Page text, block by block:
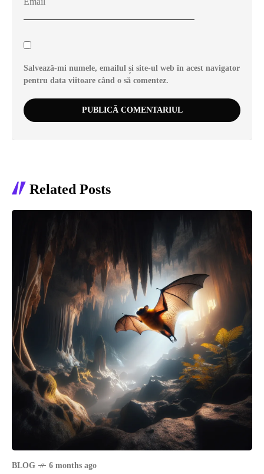
Salvează-mi numele, emailul și site-ul web în acest navigator
pentru data viitoare când o să comentez.
Related Posts
BLOG 6 months ago